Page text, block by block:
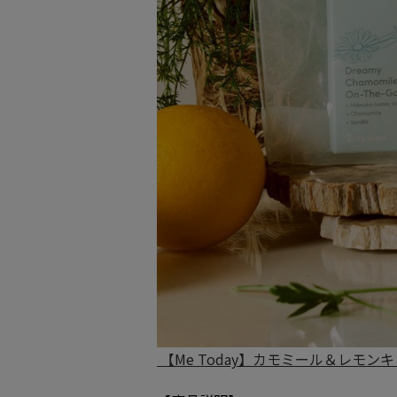
【Me Today】カモミール＆レモン